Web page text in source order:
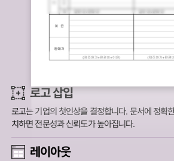
로고 삽입
로고는 기업의 첫인상을 결정합니다. 문서에 정확
치하면 전문성과 신뢰도가 높아집니다.
레이아웃